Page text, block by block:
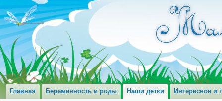
Главная Беременность и роды Наши детки Интересное и